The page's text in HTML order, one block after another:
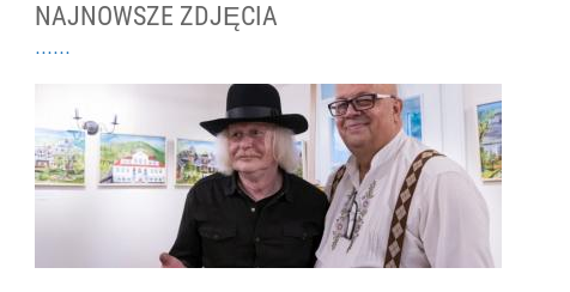
NAJNOWSZE ZDJĘCIA